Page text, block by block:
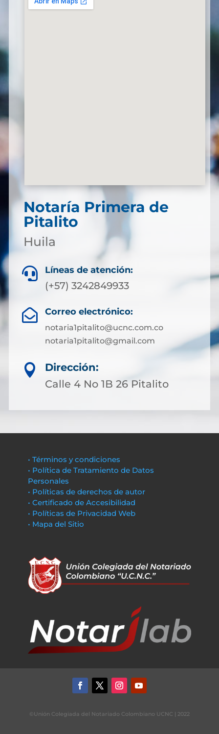
Notaría Primera de
Pitalito
Huila
 Líneas de atención:
(+57) 3242849933
 Correo electrónico:
notaria1pitalito@ucnc.com.co
notaria1pitalito@gmail.com

Dirección:
Calle 4 No 1B 26 Pitalito
• Términos y condiciones
• Política de Tratamiento de Datos
Personales
• Políticas de derechos de autor
• Certificado de Accesibilidad
• Políticas de Privacidad Web
• Mapa del Sitio
©Unión Colegiada del Notariado Colombiano UCNC | 2022